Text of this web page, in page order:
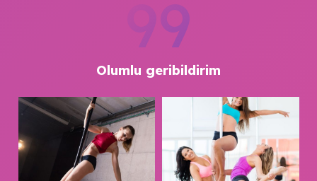
99
Olumlu geribildirim